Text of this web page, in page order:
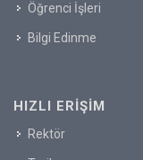
Öğrenci İşleri
Bilgi Edinme
HIZLI ERIŞIM
Rektör